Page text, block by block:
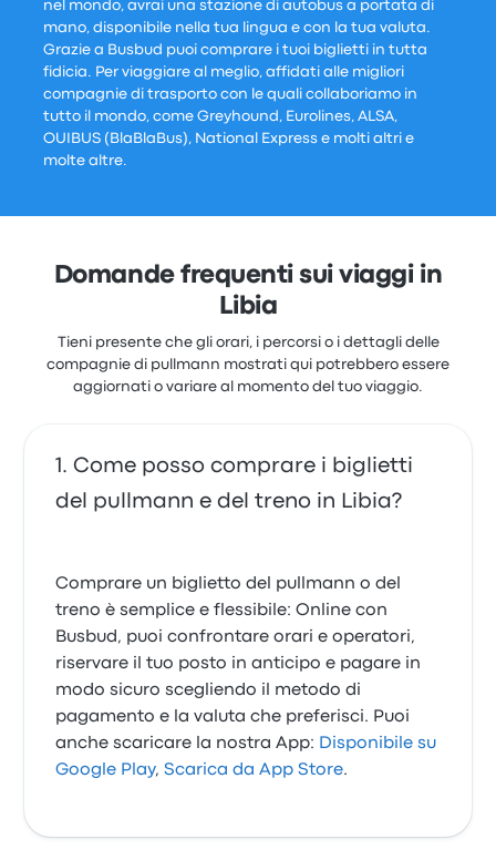
nel mondo, avrai una stazione di autobus a portata di
mano, disponibile nella tua lingua e con la tua valuta.
Grazie a Busbud puoi comprare i tuoi biglietti in tutta
fidicia. Per viaggiare al meglio, affidati alle migliori
compagnie di trasporto con le quali collaboriamo in
tutto il mondo, come Greyhound, Eurolines, ALSA,
OUIBUS (BlaBlaBus), National Express e molti altri e
molte altre.
Domande frequenti sui viaggi in
Libia
Tieni presente che gli orari, i percorsi o i dettagli delle
compagnie di pullmann mostrati qui potrebbero essere
aggiornati o variare al momento del tuo viaggio.
Come posso comprare i biglietti
del pullmann e del treno in Libia?
Comprare un biglietto del pullmann o del
treno è semplice e flessibile: Online con
Busbud, puoi confrontare orari e operatori,
riservare il tuo posto in anticipo e pagare in
modo sicuro scegliendo il metodo di
pagamento e la valuta che preferisci. Puoi
anche scaricare la nostra App: Disponibile su
Google Play,Scarica da App Store.